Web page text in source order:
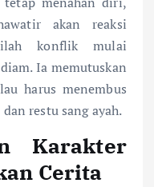
akan reaksi
konflik mulai
Ia memutuskan
harus menembus
restu sang ayah.
Karakter
Cerita